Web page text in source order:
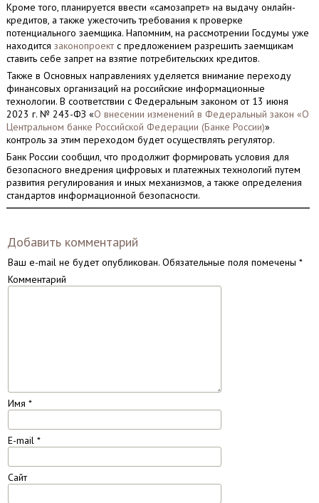
Кроме того, планируется ввести «самозапрет» на выдачу онлайн-
кредитов, а также ужесточить требования к проверке
потенциального заемщика. Напомним, на рассмотрении Госдумы уже
находится законопроектс предложением разрешить заемщикам
ставить себе запрет на взятие потребительских кредитов.
Также в Основных направлениях уделяется внимание переходу
финансовых организаций на российские информационные
технологии. В соответствии с Федеральным законом от 13 июня
2023 г. № 243-ФЗ «О внесении изменений в Федеральный закон «О
Центральном банке Российской Федерации (Банке России)»
контроль за этим переходом будет осуществлять регулятор.
Банк России сообщил, что продолжит формировать условия для
безопасного внедрения цифровых и платежных технологий путем
развития регулирования и иных механизмов, а также определения
стандартов информационной безопасности.
Добавить комментарий
Ваш e-mail не будет опубликован.Обязательные поля помечены *
Комментарий
Имя *
E-mail *
Сайт